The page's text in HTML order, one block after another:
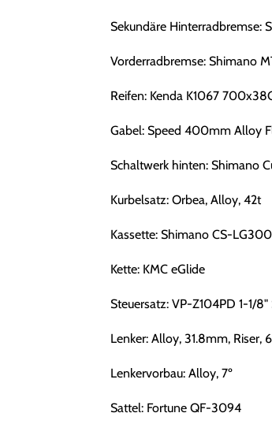
Sekundäre Hinterradbremse:
Vorderradbremse: Shimano
Reifen: Kenda K1067
Gabel: Speed 400mm Alloy
Schaltwerk hinten: Shimano
Kurbelsatz: Orbea, Alloy, 42t
Kassette: Shimano CS-
Kette: KMC eGlide
Steuersatz: VP-Z104PD 1-1/
Lenker: Alloy, 31.8mm, Riser,
Lenkervorbau: Alloy, 7º
Sattel: Fortune QF-3094